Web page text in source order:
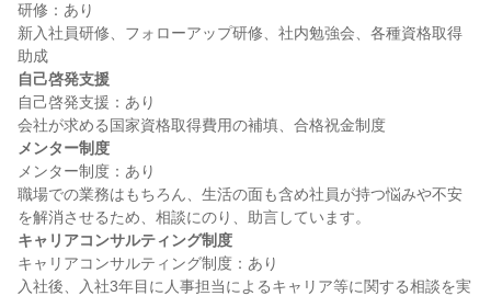
研修：あり
新入社員研修、フォローアップ研修、社内勉強会、各種資格取得
自己啓発支援
自己啓発支援：あり
メンター制度
メンター制度：あり
職場での業務はもちろん、生活の面も含め社員が持つ悩みや不安
キャリアコンサルティング制度
キャリアコンサルティング制度：あり
入社後、入社3年目に人事担当によるキャリア等に関する相談を実